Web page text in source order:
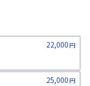
22,000円
25,000円